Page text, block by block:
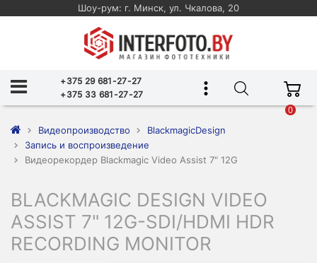
Шоу-рум: г. Минск, ул. Чкалова, 20
+375 29 681-27-27
+375 33 681-27-27
0
Видеопроизводство
BlackmagicDesign
Запись и воспроизведение
Видеорекордер Blackmagic Video Assist 7" 12G
BLACKMAGIC DESIGN VIDEO
ASSIST 7" 12G-SDI/HDMI HDR
RECORDING MONITOR